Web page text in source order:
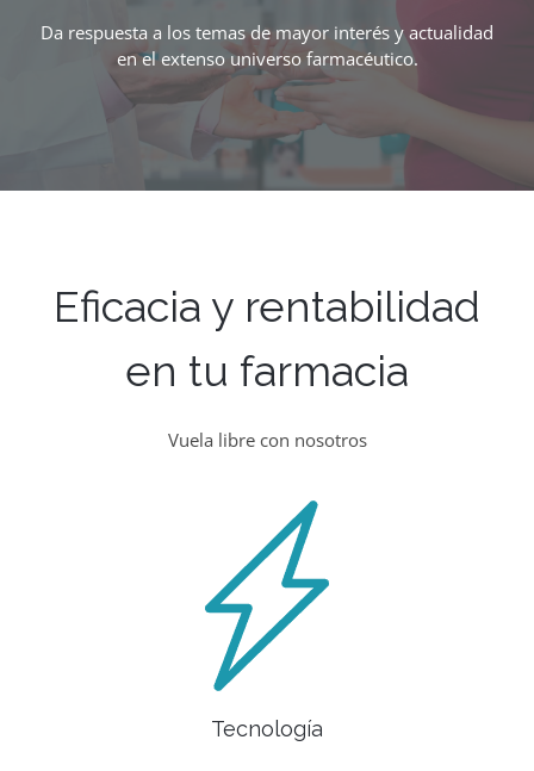
Da respuesta a los temas de mayor interés y actualidad
en el extenso universo farmacéutico.
Eficacia y rentabilidad
en tu farmacia
Vuela libre con nosotros
Tecnología